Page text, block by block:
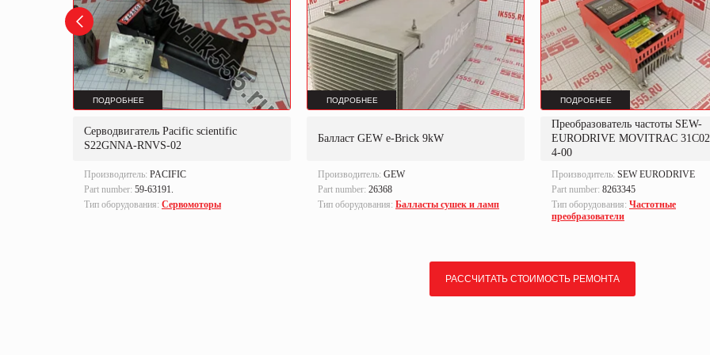
ПОДРОБНЕЕ
Серводвигатель Pacific scientifiс
S22GNNA-RNVS-02
Производитель: PACIFIC
Part number: 59-63191.
Тип оборудования: Сервомоторы
ПОДРОБНЕЕ
Балласт GEW e-Brick 9kW
Производитель: GEW
Part number: 26368
Тип оборудования: Балласты сушек и ламп
ПОДРОБНЕЕ
Преобразователь частоты SEW-
EURODRIVE MOVITRAC
4-00
Производитель: SEW EURODRIVE
Part number: 8263345
Тип оборудования: Частотные
преобразователи
РАССЧИТАТЬ СТОИМОСТЬ РЕМОНТА